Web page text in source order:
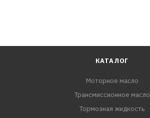
КАТАЛОГ
Моторное масло
Трансмиссионное масло
Тормозная жидкость